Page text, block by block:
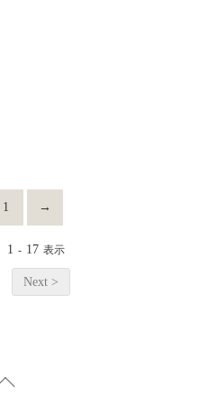
1 →
1 - 17 表示
Next >